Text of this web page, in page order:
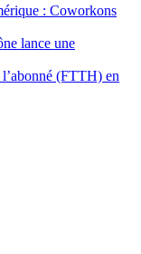
: Coworkons
lance une
(FTTH) en